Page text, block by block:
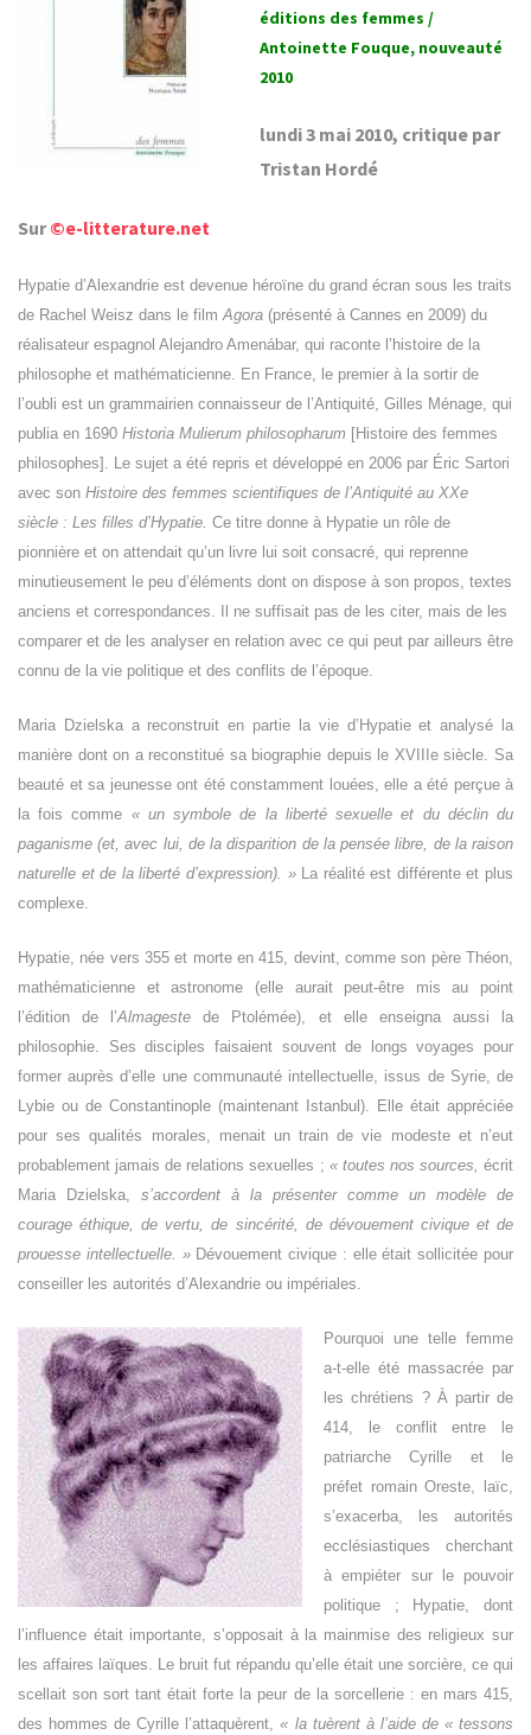
éditions des femmes /
Antoinette Fouque, nouveauté
2010
lundi 3 mai 2010, critique par
Tristan Hordé
Sur©e-litterature.net
Hypatie d’Alexandrie est devenue héroïne du grand écran sous les traits
de Rachel Weisz dans le filmAgora (présenté à Cannes en 2009) du
réalisateur espagnol Alejandro Amenábar, qui raconte l’histoire de la
philosophe et mathématicienne. En France, le premier à la sortir de
l’oubli est un grammairien connaisseur de l’Antiquité, Gilles Ménage, qui
publia en 1690 Historia Mulierum philosopharum [Histoire des femmes
philosophes]. Le sujet a été repris et développé en 2006 par Éric Sartori
avec son Histoire des femmes scientifiques de l’Antiquité au XXe
siècle : Les filles d’Hypatie. Ce titre donne à Hypatie un rôle de
pionnière et on attendait qu’un livre lui soit consacré, qui reprenne
minutieusement le peu d’éléments dont on dispose à son propos, textes
anciens et correspondances. Il ne suffisait pas de les citer, mais de les
comparer et de les analyser en relation avec ce qui peut par ailleurs être
connu de la vie politique et des conflits de l’époque.
Maria Dzielska a reconstruit en partie la vie d’Hypatie et analysé la
manière dont on a reconstitué sa biographie depuis le XVIIIe siècle. Sa
beauté et sa jeunesse ont été constamment louées, elle a été perçue à
la fois comme « un symbole de la liberté sexuelle et du déclin du
paganisme (et, avec lui, de la disparition de la pensée libre, de la raison
naturelle et de la liberté d’expression). »La réalité est différente et plus
complexe.
Hypatie, née vers 355 et morte en 415, devint, comme son père Théon,
mathématicienne et astronome (elle aurait peut-être mis au point
l’édition de l’Almageste de Ptolémée), et elle enseigna aussi la
philosophie. Ses disciples faisaient souvent de longs voyages pour
former auprès d’elle une communauté intellectuelle, issus de Syrie, de
Lybie ou de Constantinople (maintenant Istanbul). Elle était appréciée
pour ses qualités morales, menait un train de vie modeste et n’eut
probablement jamais de relations sexuelles ; « toutes nos sources, écrit
Maria Dzielska, s’accordent à la présenter comme un modèle de
courage éthique, de vertu, de sincérité, de dévouement civique et de
prouesse intellectuelle. »Dévouement civique : elle était sollicitée pour
conseiller les autorités d’Alexandrie ou impériales.
Pourquoi une telle femme
a-t-elle été massacrée par
les chrétiens ? À partir de
414, le conflit entre le
patriarche Cyrille et le
préfet romain Oreste, laïc,
s’exacerba, les autorités
ecclésiastiques cherchant
à empiéter sur le pouvoir
politique ; Hypatie, dont
l’influence était importante, s’opposait à la mainmise des religieux sur
les affaires laïques. Le bruit fut répandu qu’elle était une sorcière, ce qui
scellait son sort tant était forte la peur de la sorcellerie : en mars 415,
des hommes de Cyrille l’attaquèrent,« la tuèrent à l’aide de « tessons